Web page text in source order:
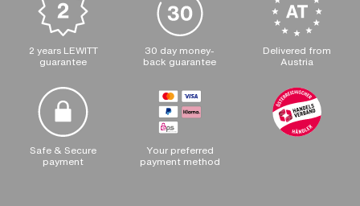
2 years LEWITT
guarantee
30 day money-
back guarantee
Delivered from
Austria
Safe & Secure
payment
Your preferred
payment method